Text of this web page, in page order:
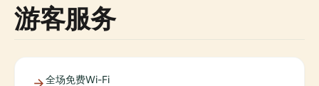
游客服务
全场免费Wi-Fi